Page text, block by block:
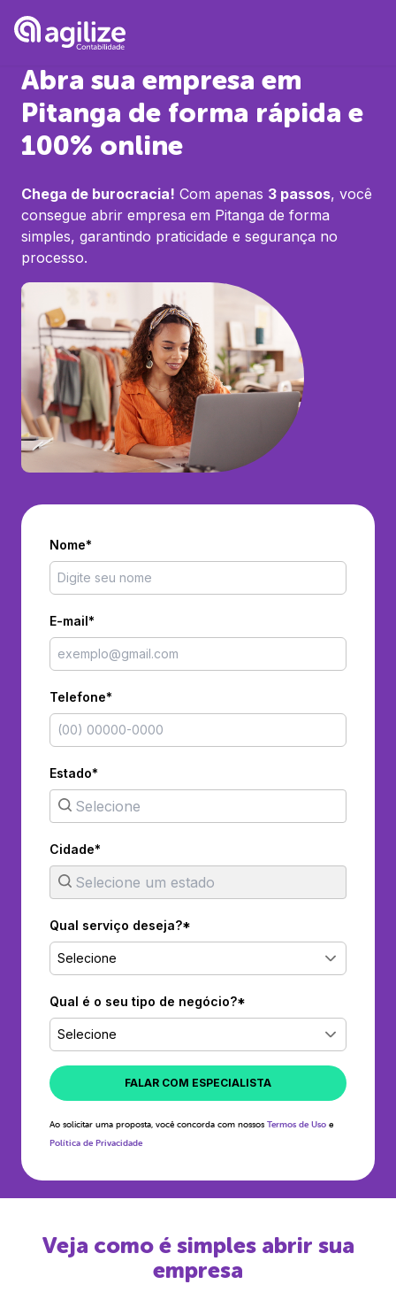
Abra sua empresa em
Pitanga de forma rápida e
100% online
Chega de burocracia! Com apenas 3 passos, você
consegue abrir empresa em Pitanga de forma
simples, garantindo praticidade e segurança no
processo.
Nome*
E-mail*
Telefone*
Estado*
Cidade*
Qual serviço deseja?*
Selecione
Qual é o seu tipo de negócio?*
Selecione
FALAR COM ESPECIALISTA
Ao solicitar uma proposta, você concorda com nossos Termos de Uso e
Política de Privacidade
Veja como é simples abrir sua
empresa